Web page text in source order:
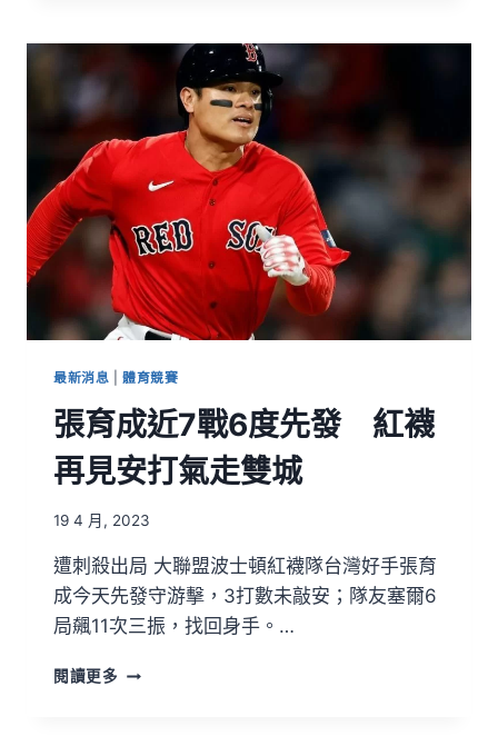
最新消息 |體育競賽
張育成近7戰6度先發 紅襪
再見安打氣走雙城
19 4 月, 2023
遭刺殺出局 大聯盟波士頓紅襪隊台灣好手張育
成今天先發守游擊，3打數未敲安；隊友塞爾6
局飆11次三振，找回身手。…
閱讀更多